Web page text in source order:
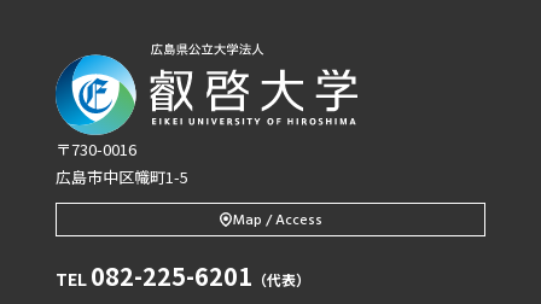
〒730-0016
広島市中区幟町1-5
Map / Access
TEL 082-225-6201 （代表）